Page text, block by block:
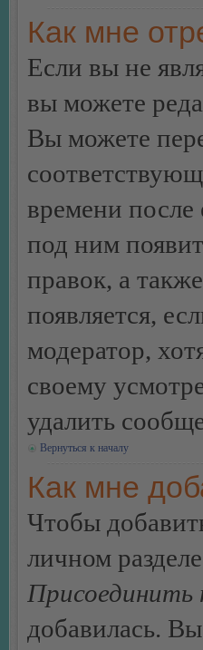
Как мне
Если вы не
вы можете
Вы можете
времени после
под ним
правок, а
появляется,
модератор,
своему
удалить
Вернуться к началу
Как мне
Чтобы
личном
Присоединить
добавилась.